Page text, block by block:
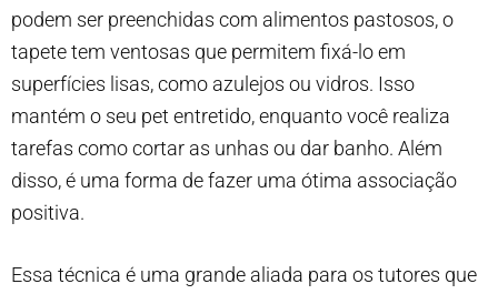
podem ser preenchidas com alimentos pastosos, o
tapete tem ventosas que permitem fixá-lo em
superfícies lisas, como azulejos ou vidros. Isso
mantém o seu pet entretido, enquanto você realiza
tarefas como cortar as unhas ou dar banho. Além
disso, é uma forma de fazer uma ótima associação
positiva.
Essa técnica é uma grande aliada para os tutores que